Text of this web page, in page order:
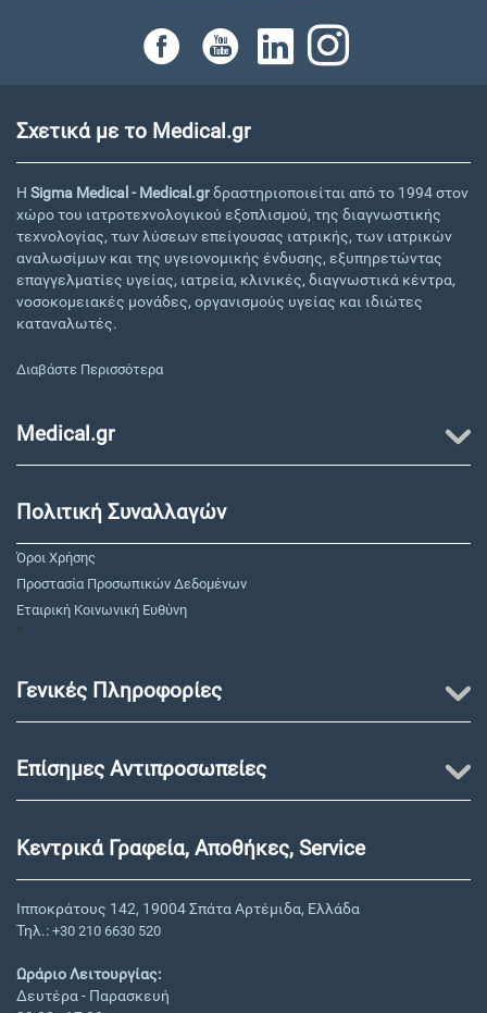
Σχετικά με το Medical.gr
Η Sigma Medical - Medical.grδραστηριοποιείται από το 1994 στον
χώρο του ιατροτεχνολογικού εξοπλισμού, της διαγνωστικής
τεχνολογίας, των λύσεων επείγουσας ιατρικής, των ιατρικών
αναλωσίμων και της υγειονομικής ένδυσης, εξυπηρετώντας
επαγγελματίες υγείας, ιατρεία, κλινικές, διαγνωστικά κέντρα,
νοσοκομειακές μονάδες, οργανισμούς υγείας και ιδιώτες
καταναλωτές.
Διαβάστε Περισσότερα
Medical.gr
Πολιτική Συναλλαγών
Όροι Χρήσης
Προστασία Προσωπικών Δεδομένων
Εταιρική Κοινωνική Ευθύνη
"
Γενικές Πληροφορίες
Επίσημες Αντιπροσωπείες
Κεντρικά Γραφεία, Αποθήκες, Service
Ιπποκράτους 142, 19004 Σπάτα Αρτέμιδα, Ελλάδα
Τηλ.: +30 210 6630 520
Ωράριο Λειτουργίας:
Δευτέρα - Παρασκευή